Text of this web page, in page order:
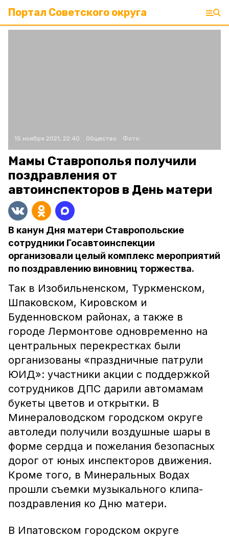
Портал Советского округа
15 ноября 2021, 22:40 Общество Фото:
Мамы Ставрополья получили
поздравления от
автоинспекторов в День матери
В канун Дня матери Ставропольские
сотрудники Госавтоинспекции
организовали целый комплекс мероприятий
по поздравлению виновниц торжества.
Так в Изобильненском, Туркменском,
Шпаковском, Кировском и
Буденновском районах, а также в
городе Лермонтове одновременно на
центральных перекрестках были
организованы «праздничные патрули
ЮИД»: участники акции с поддержкой
сотрудников ДПС дарили автомамам
букеты цветов и открытки. В
Минераловодском городском округе
автоледи получили воздушные шары в
форме сердца и пожелания безопасных
дорог от юных инспекторов движения.
Кроме того, в Минеральных Водах
прошли съемки музыкального клипа-
поздравления ко Дню матери.
В Ипатовском городском округе